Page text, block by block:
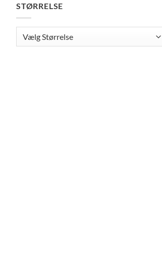
STØRRELSE